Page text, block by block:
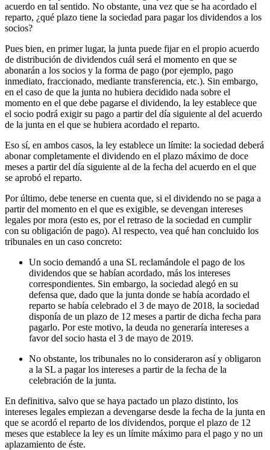
acuerdo en tal sentido. No obstante, una vez que se ha acordado el
reparto, ¿qué plazo tiene la sociedad para pagar los dividendos a los
socios?
Pues bien, en primer lugar, la junta puede fijar en el propio acuerdo
de distribución de dividendos cuál será el momento en que se
abonarán a los socios y la forma de pago (por ejemplo, pago
inmediato, fraccionado, mediante transferencia, etc.). Sin embargo,
en el caso de que la junta no hubiera decidido nada sobre el
momento en el que debe pagarse el dividendo, la ley establece que
el socio podrá exigir su pago a partir del día siguiente al del acuerdo
de la junta en el que se hubiera acordado el reparto.
Eso sí, en ambos casos, la ley establece un límite: la sociedad deberá
abonar completamente el dividendo en el plazo máximo de doce
meses a partir del día siguiente al de la fecha del acuerdo en el que
se aprobó el reparto.
Por último, debe tenerse en cuenta que, si el dividendo no se paga a
partir del momento en el que es exigible, se devengan intereses
legales por mora (esto es, por el retraso de la sociedad en cumplir
con su obligación de pago). Al respecto, vea qué han concluido los
tribunales en un caso concreto:
Un socio demandó a una SL reclamándole el pago de los
dividendos que se habían acordado, más los intereses
correspondientes. Sin embargo, la sociedad alegó en su
defensa que, dado que la junta donde se había acordado el
reparto se había celebrado el 3 de mayo de 2018, la sociedad
disponía de un plazo de 12 meses a partir de dicha fecha para
pagarlo. Por este motivo, la deuda no generaría intereses a
favor del socio hasta el 3 de mayo de 2019.
No obstante, los tribunales no lo consideraron así y obligaron
a la SL a pagar los intereses a partir de la fecha de la
celebración de la junta.
En definitiva, salvo que se haya pactado un plazo distinto, los
intereses legales empiezan a devengarse desde la fecha de la junta en
que se acordó el reparto de los dividendos, porque el plazo de 12
meses que establece la ley es un límite máximo para el pago y no un
aplazamiento de éste.